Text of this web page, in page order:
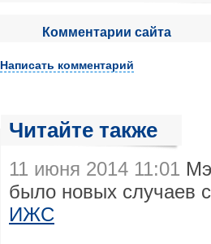
Комментарии сайта
Написать комментарий
Читайте также
11 июня 2014 11:01
было новых случаев
ИЖС